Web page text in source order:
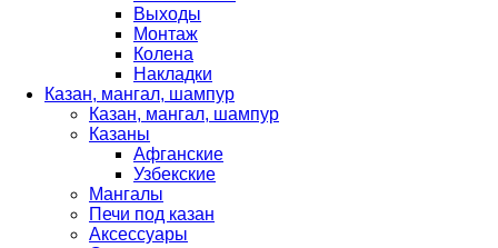
Выходы
Монтаж
Колена
Накладки
Казан, мангал, шампур
Казан, мангал, шампур
Казаны
Афганские
Узбекские
Мангалы
Печи под казан
Аксессуары